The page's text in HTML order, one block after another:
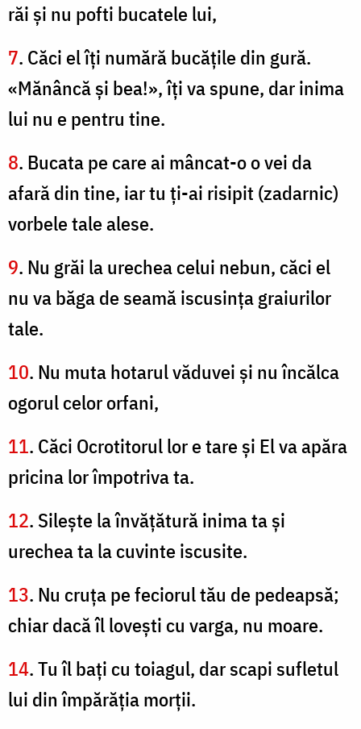
răi şi nu pofti bucatele lui,
7. Căci el îţi numără bucăţile din gură.
«Mănâncă şi bea!», îţi va spune, dar inima
lui nu e pentru tine.
8. Bucata pe care ai mâncat-o o vei da
afară din tine, iar tu ţi-ai risipit (zadarnic)
vorbele tale alese.
9. Nu grăi la urechea celui nebun, căci el
nu va băga de seamă iscusinţa graiurilor
tale.
10. Nu muta hotarul văduvei şi nu încălca
ogorul celor orfani,
11. Căci Ocrotitorul lor e tare şi El va apăra
pricina lor împotriva ta.
12. Sileşte la învăţătură inima ta şi
urechea ta la cuvinte iscusite.
13. Nu cruţa pe feciorul tău de pedeapsă;
chiar dacă îl loveşti cu varga, nu moare.
14. Tu îl baţi cu toiagul, dar scapi sufletul
lui din împărăţia morţii.